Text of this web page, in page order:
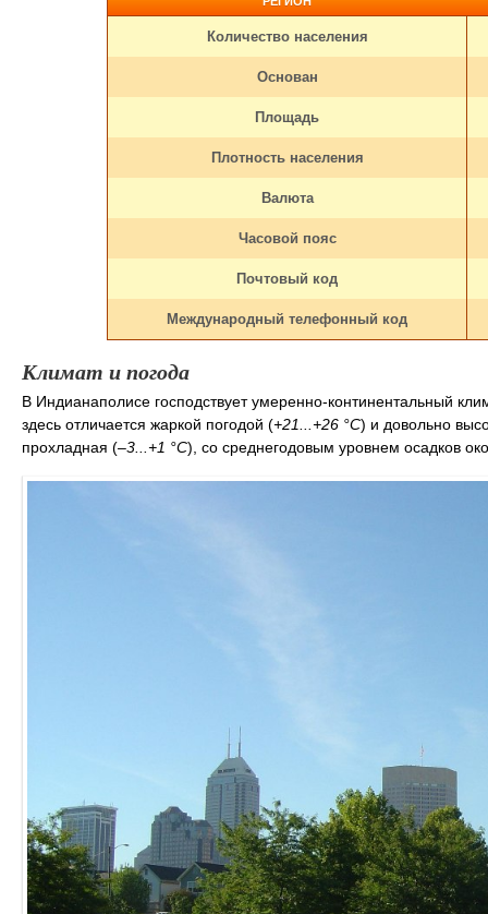
Количество населения
Основан
Площадь
Плотность населения
Валюта
Часовой пояс
Почтовый код
Международный телефонный код
Климат и погода
В Индианаполисе господствует умеренно-континентальный
здесь отличается жаркой погодой (+21...+26 °C) и довольно
прохладная (–3...+1 °C), со среднегодовым уровнем осадков